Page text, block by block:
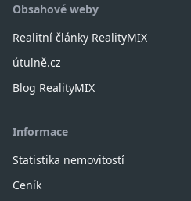
Obsahové weby
Realitní články RealityMIX
útulně.cz
Blog RealityMIX
Informace
Statistika nemovitostí
Ceník